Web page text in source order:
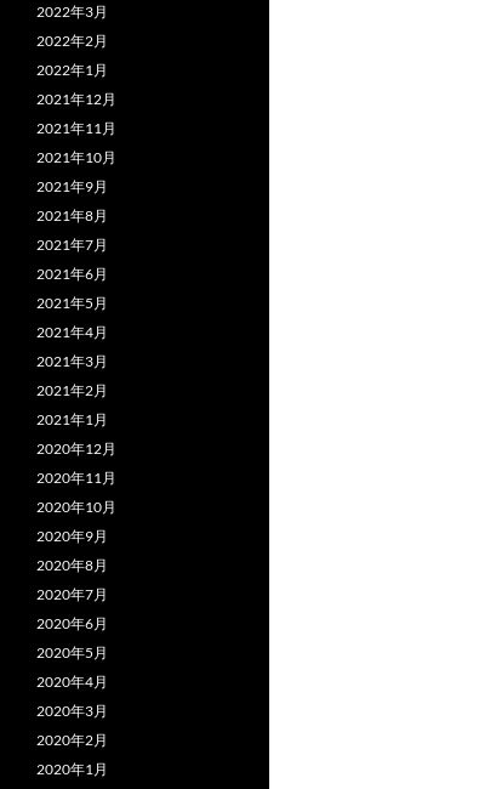
2022年3月
2022年2月
2022年1月
2021年12月
2021年11月
2021年10月
2021年9月
2021年8月
2021年7月
2021年6月
2021年5月
2021年4月
2021年3月
2021年2月
2021年1月
2020年12月
2020年11月
2020年10月
2020年9月
2020年8月
2020年7月
2020年6月
2020年5月
2020年4月
2020年3月
2020年2月
2020年1月